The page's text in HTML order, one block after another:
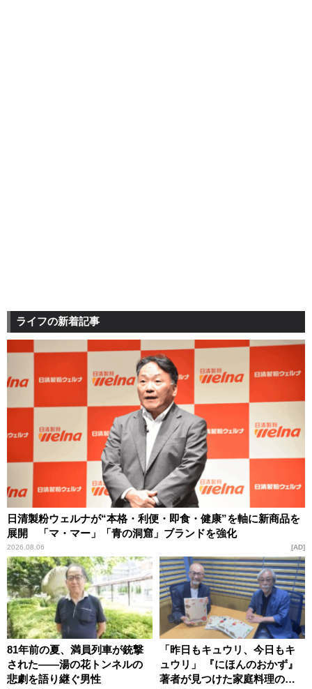
ライフの新着記事
日清製粉ウェルナが“本格・利便・即食・健康”を軸に新商品を
展開 「マ・マー」「青の洞窟」ブランドを強化
2026.08.06 AD
81年前の夏、満員列車が銃撃
された――湯の花トンネルの
悲劇を語り継ぐ男性
「昨日もキュウリ、今日もキ
ュウリ」 『にほんのおかず』
著者が見つけた家庭料理の知